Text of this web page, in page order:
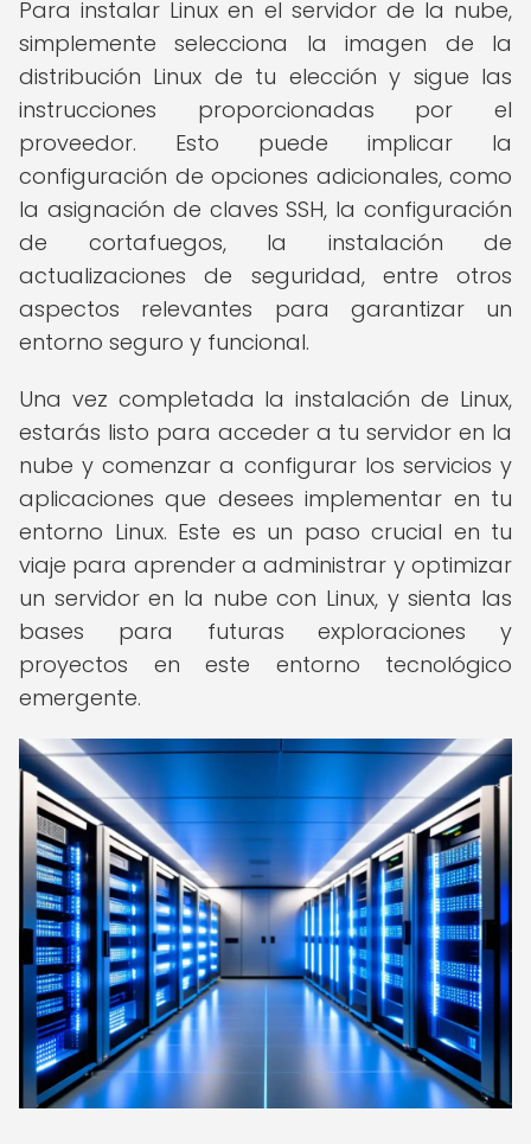
Para instalar Linux en el servidor de la nube,
simplemente selecciona la imagen de la
distribución Linux de tu elección y sigue las
instrucciones proporcionadas por el
proveedor. Esto puede implicar la
configuración de opciones adicionales, como
la asignación de claves SSH, la configuración
de cortafuegos, la instalación de
actualizaciones de seguridad, entre otros
aspectos relevantes para garantizar un
entorno seguro y funcional.
Una vez completada la instalación de Linux,
estarás listo para acceder a tu servidor en la
nube y comenzar a configurar los servicios y
aplicaciones que desees implementar en tu
entorno Linux. Este es un paso crucial en tu
viaje para aprender a administrar y optimizar
un servidor en la nube con Linux, y sienta las
bases para futuras exploraciones y
proyectos en este entorno tecnológico
emergente.